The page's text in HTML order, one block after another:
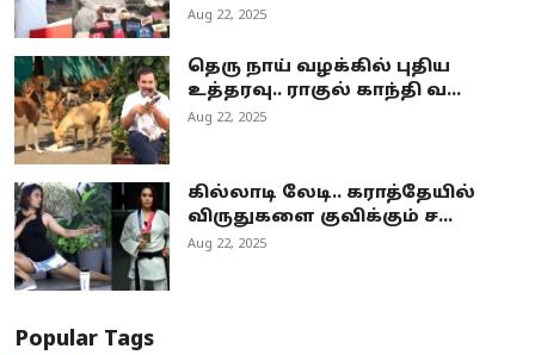
Aug 22, 2025
தெரு நாய் வழக்கில் புதிய
உத்தரவு.. ராகுல் காந்தி வ...
Aug 22, 2025
கில்லாடி லேடி.. கராத்தேயில்
விருதுகளை குவிக்கும் ச...
Aug 22, 2025
Popular Tags